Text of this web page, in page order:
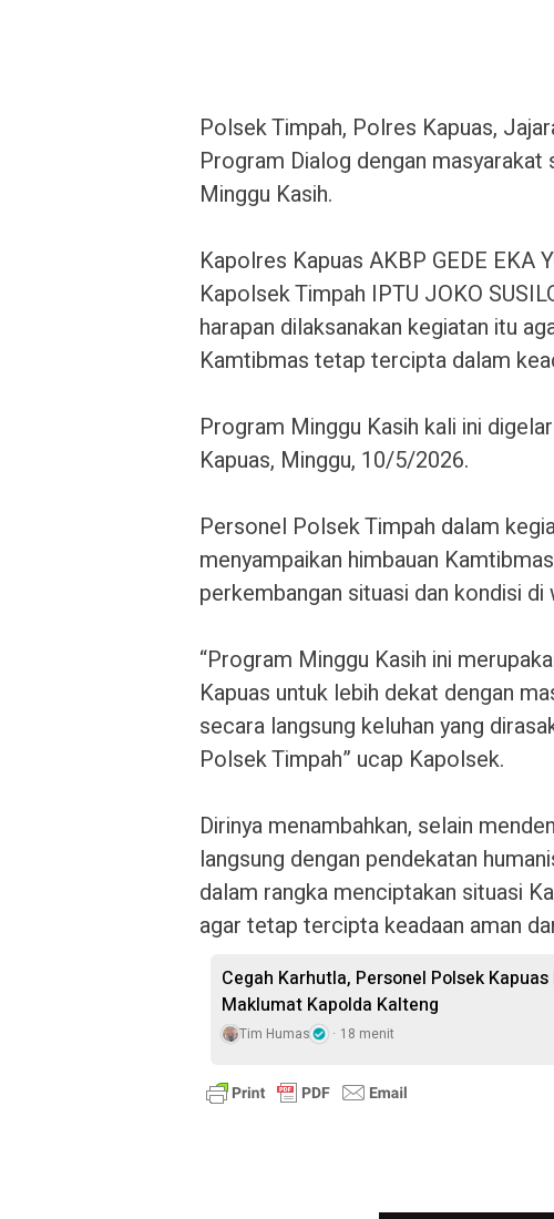
Polsek Timpah, Polres Kapuas,
Program Dialog dengan
Minggu Kasih.
‎Kapolres Kapuas AKBP GEDE EKA
Kapolsek Timpah IPTU JOKO
harapan dilaksanakan kegiatan itu
Kamtibmas tetap tercipta dalam
‎Program Minggu Kasih kali ini
Kapuas, Minggu, 10/5/2026.
‎Personel Polsek Timpah dalam
menyampaikan himbauan
perkembangan situasi dan kondisi
‎“Program Minggu Kasih ini
Kapuas untuk lebih dekat dengan
secara langsung keluhan yang
Polsek Timpah” ucap Kapolsek.
‎Dirinya menambahkan, selain
langsung dengan pendekatan
dalam rangka menciptakan situasi
agar tetap tercipta keadaan aman
Cegah Karhutla, Personel Polsek
Maklumat Kapolda Kalteng
Tim Humas 18 menit